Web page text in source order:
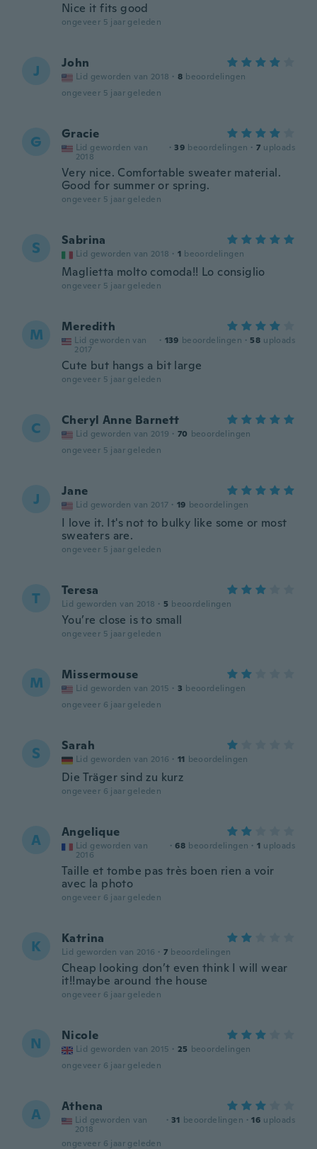
Nice it fits good
ongeveer 5 jaar geleden
J John
Lid geworden van 2018 · 8 beoordelingen
ongeveer 5 jaar geleden
G Gracie
Lid geworden van
2018
· 39 beoordelingen · 7 uploads
Very nice. Comfortable sweater material.
Good for summer or spring.
ongeveer 5 jaar geleden
S Sabrina
Lid geworden van 2018 · 1 beoordelingen
Maglietta molto comoda!! Lo consiglio
ongeveer 5 jaar geleden
M Meredith
Lid geworden van
2017
· 139 beoordelingen · 58 uploads
Cute but hangs a bit large
ongeveer 5 jaar geleden
C Cheryl Anne Barnett
Lid geworden van 2019 · 70 beoordelingen
ongeveer 5 jaar geleden
J Jane
Lid geworden van 2017 · 19 beoordelingen
I love it. It's not to bulky like some or most
sweaters are.
ongeveer 5 jaar geleden
T Teresa
Lid geworden van 2018 · 5 beoordelingen
You’re close is to small
ongeveer 5 jaar geleden
M Missermouse
Lid geworden van 2015 · 3 beoordelingen
ongeveer 6 jaar geleden
S Sarah
Lid geworden van 2016 · 11 beoordelingen
Die Träger sind zu kurz
ongeveer 6 jaar geleden
A Angelique
Lid geworden van
2016
· 68 beoordelingen · 1 uploads
Taille et tombe pas très boen rien a voir
avec la photo
ongeveer 6 jaar geleden
K Katrina
Lid geworden van 2016 · 7 beoordelingen
Cheap looking don’t even think I will wear
it!!maybe around the house
ongeveer 6 jaar geleden
N Nicole
Lid geworden van 2015 · 25 beoordelingen
ongeveer 6 jaar geleden
A Athena
Lid geworden van
2018
· 31 beoordelingen · 16 uploads
ongeveer 6 jaar geleden